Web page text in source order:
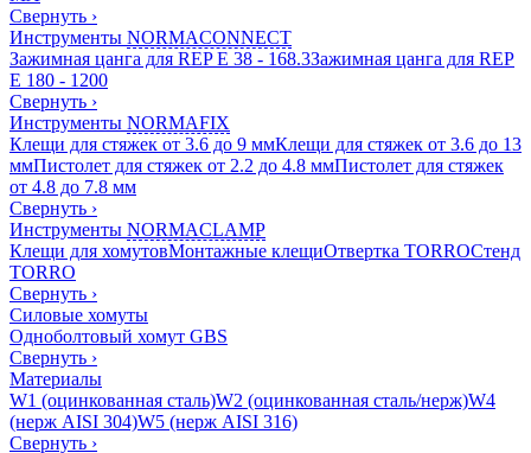
Свернуть ›
Инструменты NORMACONNECT
Зажимная цанга для REP E 38 - 168.3Зажимная цанга для REP
E 180 - 1200
Свернуть ›
Инструменты NORMAFIX
Клещи для стяжек от 3.6 до 9 ммКлещи для стяжек от 3.6 до 13
ммПистолет для стяжек от 2.2 до 4.8 ммПистолет для стяжек
от 4.8 до 7.8 мм
Свернуть ›
Инструменты NORMACLAMP
Клещи для хомутовМонтажные клещиОтвертка TORROСтенд
TORRO
Свернуть ›
Силовые хомуты
Одноболтовый хомут GBS
Свернуть ›
Материалы
W1 (оцинкованная сталь)W2 (оцинкованная сталь/нерж)W4
(нерж AISI 304)W5 (нерж AISI 316)
Свернуть ›